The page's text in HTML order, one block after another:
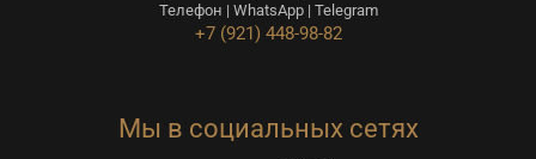
Телефон | WhatsApp | Telegram
+7 (921) 448-98-82
Мы в социальных сетях